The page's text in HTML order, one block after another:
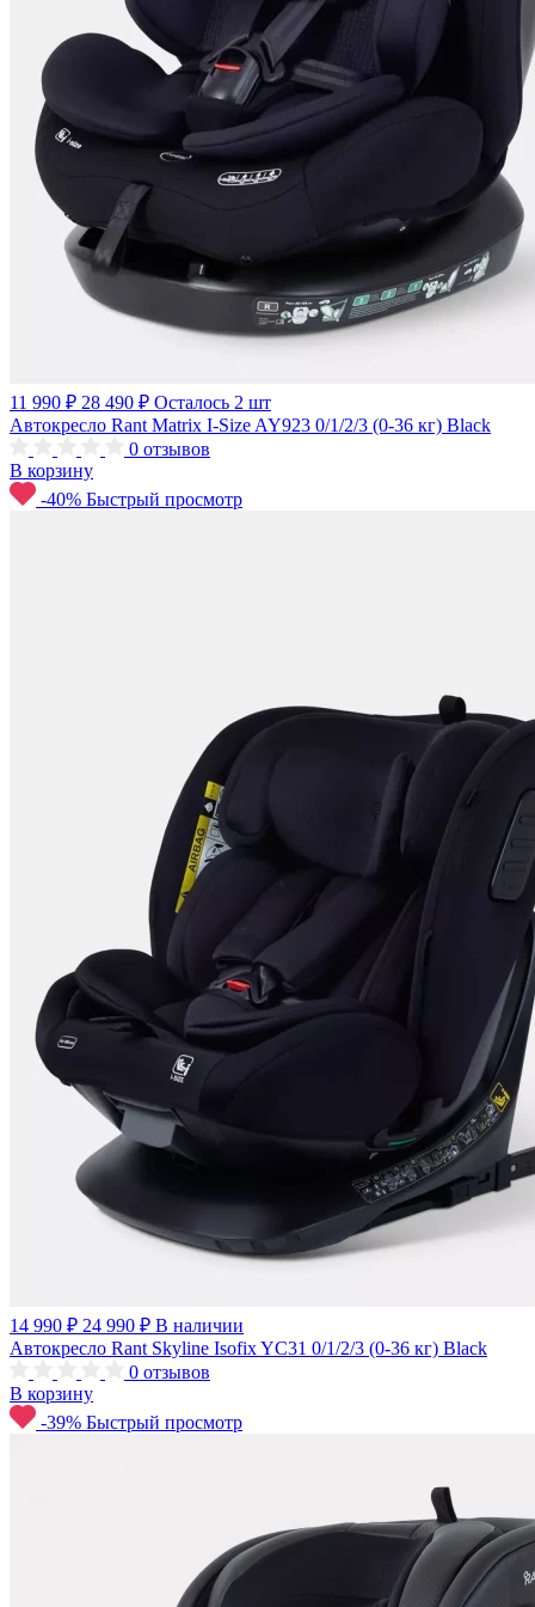
11 990 ₽ 28 490 ₽ Осталось 2 шт
Автокресло Rant Matrix I-Size AY923 0/1/2/3 (0-36 кг) Black
0 отзывов
В корзину
-40% Быстрый просмотр
14 990 ₽ 24 990 ₽ В наличии
Автокресло Rant Skyline Isofix YC31 0/1/2/3 (0-36 кг) Black
0 отзывов
В корзину
-39% Быстрый просмотр